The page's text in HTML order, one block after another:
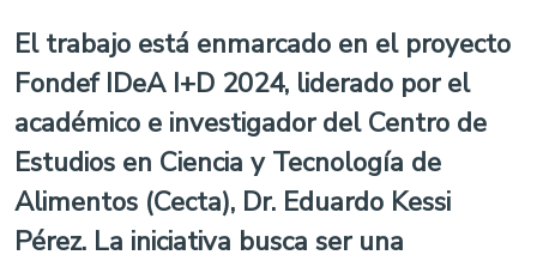
El trabajo está enmarcado en el proyecto
Fondef IDeA I+D 2024, liderado por el
académico e investigador del Centro de
Estudios en Ciencia y Tecnología de
Alimentos (Cecta), Dr. Eduardo Kessi
Pérez. La iniciativa busca ser una